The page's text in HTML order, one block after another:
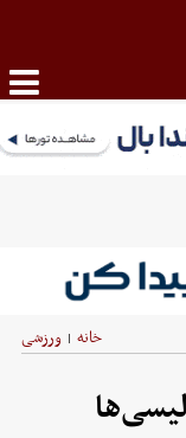
خانه | ورزشی